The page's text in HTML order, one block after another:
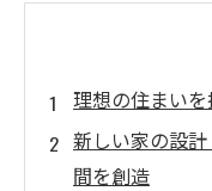
理想の住まい
新しい家の設
間を創造